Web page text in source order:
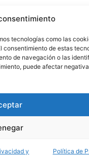
tecnologías como las
consentimiento de estas
de navegación o las
puede afectar
y Política de